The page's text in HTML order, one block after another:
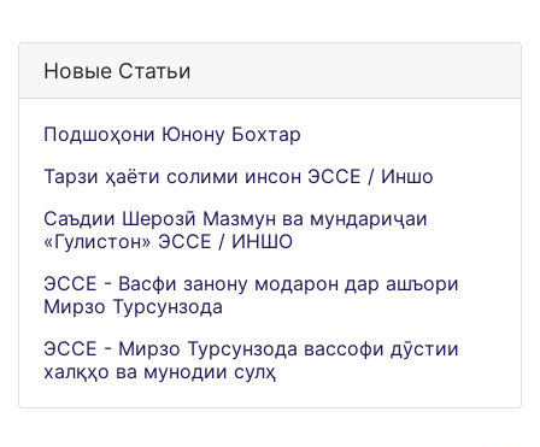
Новые Статьи
Подшоҳони Юнону Бохтар
Тарзи ҳаёти солими инсон ЭССЕ / Иншо
Саъдии Шерозӣ Мазмун ва мундариҷаи
«Гулистон» ЭССЕ / ИНШО
ЭССЕ - Васфи занону модарон дар ашъори
Мирзо Турсунзода
ЭССЕ - Мирзо Турсунзода вассофи дӯстии
халқҳо ва мунодии сулҳ